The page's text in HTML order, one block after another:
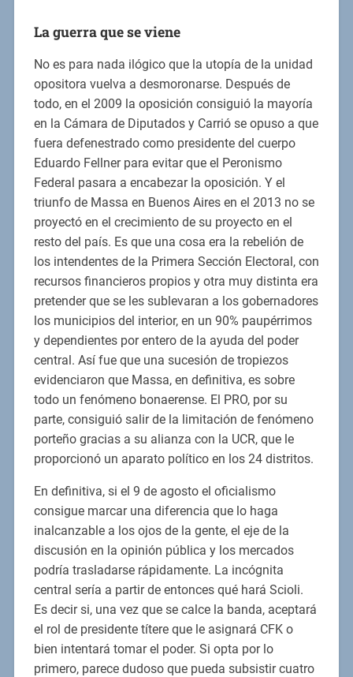
La guerra que se viene
No es para nada ilógico que la utopía de la unidad
opositora vuelva a desmoronarse. Después de
todo, en el 2009 la oposición consiguió la mayoría
en la Cámara de Diputados y Carrió se opuso a que
fuera defenestrado como presidente del cuerpo
Eduardo Fellner para evitar que el Peronismo
Federal pasara a encabezar la oposición. Y el
triunfo de Massa en Buenos Aires en el 2013 no se
proyectó en el crecimiento de su proyecto en el
resto del país. Es que una cosa era la rebelión de
los intendentes de la Primera Sección Electoral, con
recursos financieros propios y otra muy distinta era
pretender que se les sublevaran a los gobernadores
los municipios del interior, en un 90% paupérrimos
y dependientes por entero de la ayuda del poder
central. Así fue que una sucesión de tropiezos
evidenciaron que Massa, en definitiva, es sobre
todo un fenómeno bonaerense. El PRO, por su
parte, consiguió salir de la limitación de fenómeno
porteño gracias a su alianza con la UCR, que le
proporcionó un aparato político en los 24 distritos.
En definitiva, si el 9 de agosto el oficialismo
consigue marcar una diferencia que lo haga
inalcanzable a los ojos de la gente, el eje de la
discusión en la opinión pública y los mercados
podría trasladarse rápidamente. La incógnita
central sería a partir de entonces qué hará Scioli.
Es decir si, una vez que se calce la banda, aceptará
el rol de presidente títere que le asignará CFK o
bien intentará tomar el poder. Si opta por lo
primero, parece dudoso que pueda subsistir cuatro